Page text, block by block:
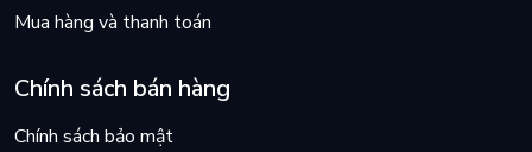
Mua hàng và thanh toán
Chính sách bán hàng
Chính sách bảo mật